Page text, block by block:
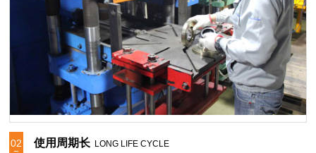
02 使用周期长 LONG LIFE CYCLE